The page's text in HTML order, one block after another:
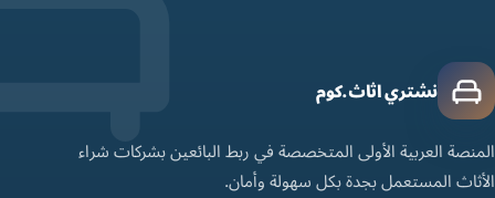
نشتري اثاث.كوم
المنصة العربية الأولى المتخصصة في ربط البائعين بشركات شراء
الأثاث المستعمل بجدة بكل سهولة وأمان.